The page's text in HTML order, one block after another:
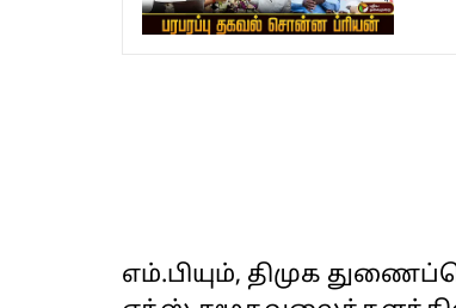
எம்.பியும், திமுக